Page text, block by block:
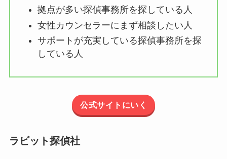
拠点が多い探偵事務所を探している人
女性カウンセラーにまず相談したい人
サポートが充実している探偵事務所を探
している人
公式サイトにいく
ラビット探偵社